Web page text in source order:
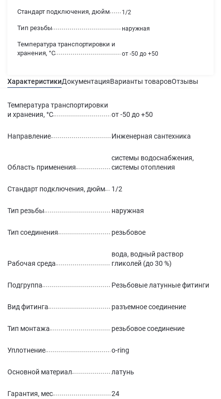
Температура транспортировки и
хранения, °С
от -50 до +50
Стандарт подключения, дюйм 1/2
Тип резьбы наружная
ХарактеристикиДокументацияВарианты товаровОтзывы
Температура транспортировки
и хранения, °С
от -50 до +50
Направление Инженерная сантехника
Область применения
системы водоснабжения,
системы отопления
Стандарт подключения, дюйм 1/2
Тип резьбы наружная
Тип соединения резьбовое
Рабочая среда
вода, водный раствор
гликолей (до 30 %)
Подгруппа Резьбовые латунные фитинги
Вид фитинга разъемное соединение
Тип монтажа резьбовое соединение
Уплотнение o-ring
Основной материал латунь
Гарантия, мес 24